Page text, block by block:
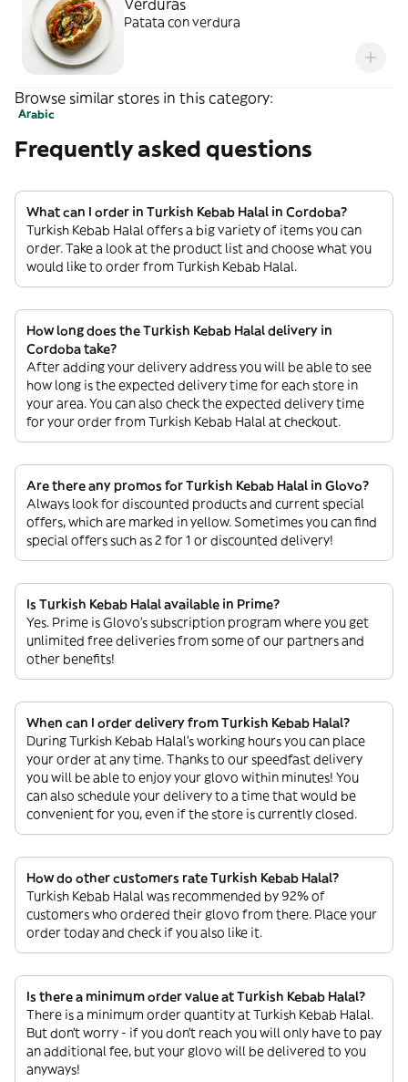
Verduras
Patata con verdura
Browse similar stores in this category:
Arabic
Frequently asked questions
What can I order in Turkish Kebab Halal in Cordoba?
Turkish Kebab Halal offers a big variety of items you can
order. Take a look at the product list and choose what you
would like to order from Turkish Kebab Halal.
How long does the Turkish Kebab Halal delivery in
Cordoba take?
After adding your delivery address you will be able to see
how long is the expected delivery time for each store in
your area. You can also check the expected delivery time
for your order from Turkish Kebab Halal at checkout.
Are there any promos for Turkish Kebab Halal in Glovo?
Always look for discounted products and current special
offers, which are marked in yellow. Sometimes you can find
special offers such as 2 for 1 or discounted delivery!
Is Turkish Kebab Halal available in Prime?
Yes. Prime is Glovo’s subscription program where you get
unlimited free deliveries from some of our partners and
other benefits!
When can I order delivery from Turkish Kebab Halal?
During Turkish Kebab Halal’s working hours you can place
your order at any time. Thanks to our speedfast delivery
you will be able to enjoy your glovo within minutes! You
can also schedule your delivery to a time that would be
convenient for you, even if the store is currently closed.
How do other customers rate Turkish Kebab Halal?
Turkish Kebab Halal was recommended by 92% of
customers who ordered their glovo from there. Place your
order today and check if you also like it.
Is there a minimum order value at Turkish Kebab Halal?
There is a minimum order quantity at Turkish Kebab Halal.
But don’t worry - if you don’t reach you will only have to pay
an additional fee, but your glovo will be delivered to you
anyways!